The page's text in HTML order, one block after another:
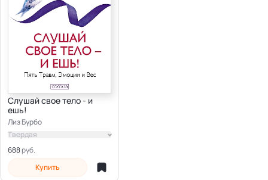
Слушай свое тело - и
ешь!
Лиз Бурбо
688
Твердая
Купить